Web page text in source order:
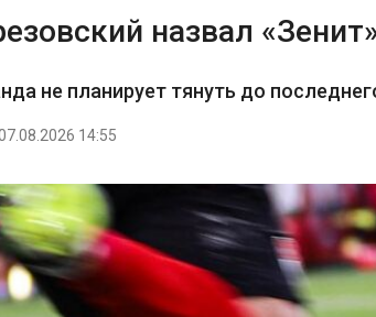
назвал
не планирует тянуть до
14:55